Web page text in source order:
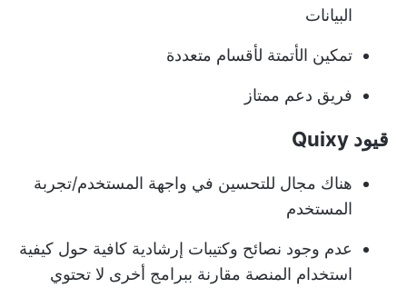
البيانات
تمكين الأتمتة لأقسام متعددة
فريق دعم ممتاز
قيود Quixy
هناك مجال للتحسين في واجهة المستخدم/تجربة
المستخدم
عدم وجود نصائح وكتيبات إرشادية كافية حول كيفية
استخدام المنصة مقارنة ببرامج أخرى لا تحتوي